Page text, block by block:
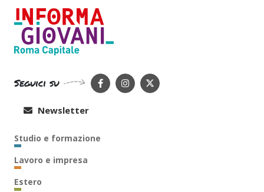
Seguici su
Newsletter
Studio e formazione
Lavoro e impresa
Estero